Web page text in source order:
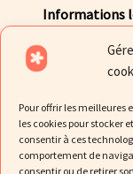
Pour offrir les meilleures
les cookies pour stocker
consentir à ces
comportement de
consentir ou de retirer
Informations
Mentions légales
Politique de